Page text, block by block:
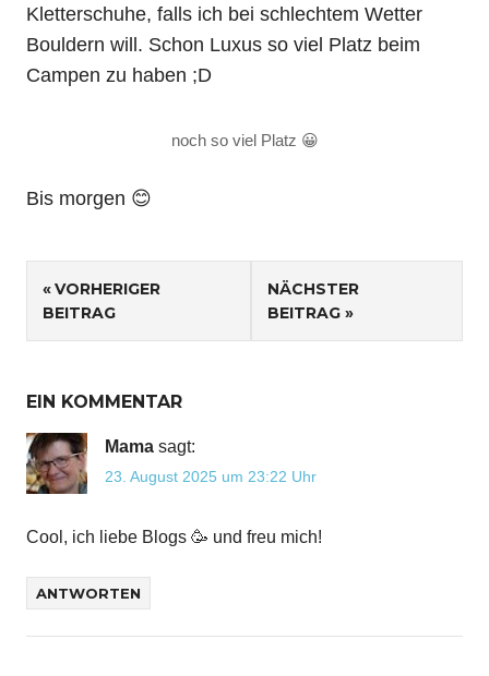
Kletterschuhe, falls ich bei schlechtem Wetter
Bouldern will. Schon Luxus so viel Platz beim
Campen zu haben ;D
noch so viel Platz 😀
Bis morgen 😊
Beitragsnavigation
VORHERIGER
BEITRAG
NÄCHSTER
BEITRAG
EIN KOMMENTAR
Mama sagt:
23. August 2025 um 23:22 Uhr
Cool, ich liebe Blogs 🥳 und freu mich!
ANTWORTEN